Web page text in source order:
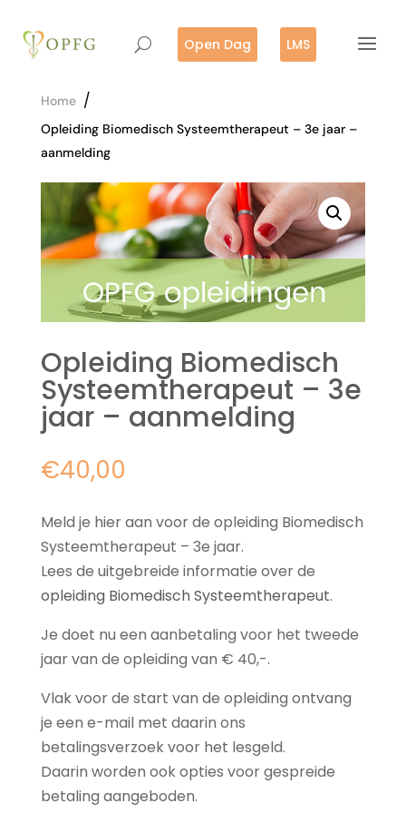
Open Dag LMS
Home /
Opleiding Biomedisch Systeemtherapeut – 3e jaar –
aanmelding
Opleiding Biomedisch
Systeemtherapeut – 3e
jaar – aanmelding
€40,00
Meld je hier aan voor de opleiding Biomedisch
Systeemtherapeut – 3e jaar.
Lees de uitgebreide informatie over de
opleiding Biomedisch Systeemtherapeut.
Je doet nu een aanbetaling voor het tweede
jaar van de opleiding van € 40,-.
Vlak voor de start van de opleiding ontvang
je een e-mail met daarin ons
betalingsverzoek voor het lesgeld.
Daarin worden ook opties voor gespreide
betaling aangeboden.